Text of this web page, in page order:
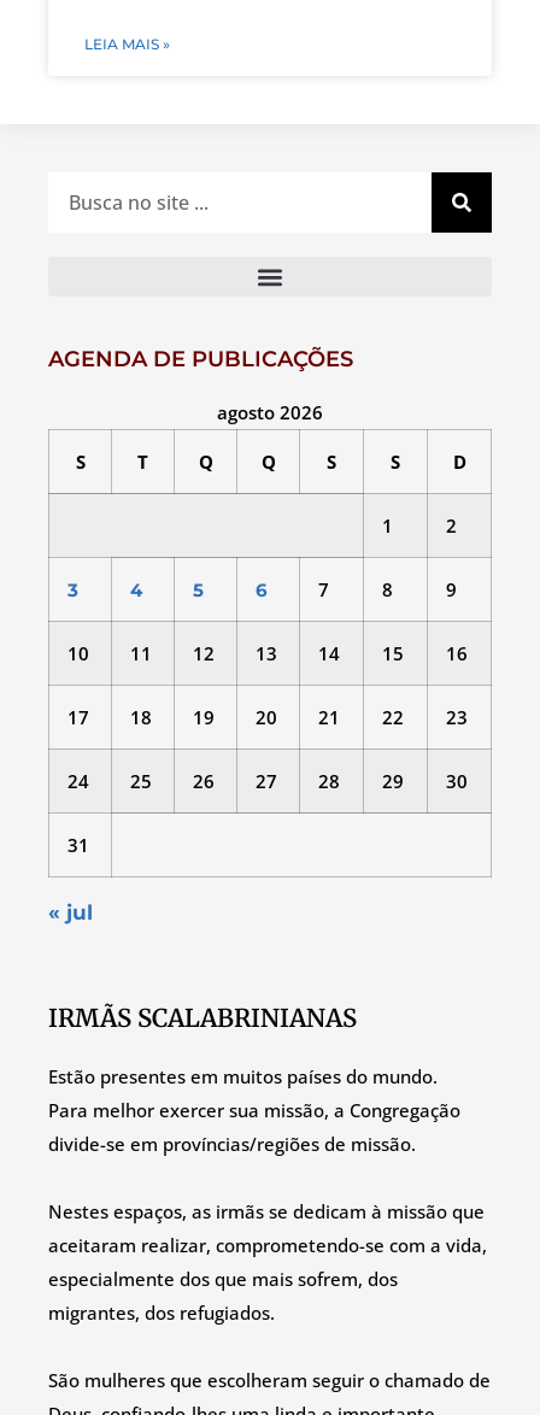
LEIA MAIS »
AGENDA DE PUBLICAÇÕES
agosto 2026
S T Q Q S S D
1 2
3 4 5 6 7 8 9
10 11 12 13 14 15 16
17 18 19 20 21 22 23
24 25 26 27 28 29 30
31
« jul
IRMÃS SCALABRINIANAS
Estão presentes em muitos países do mundo.
Para melhor exercer sua missão, a Congregação
divide-se em províncias/regiões de missão.
Nestes espaços, as irmãs se dedicam à missão que
aceitaram realizar, comprometendo-se com a vida,
especialmente dos que mais sofrem, dos
migrantes, dos refugiados.
São mulheres que escolheram seguir o chamado de